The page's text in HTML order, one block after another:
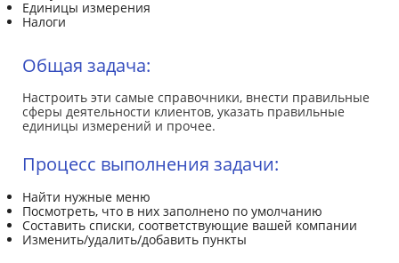
Единицы измерения
Налоги
Общая задача:
Настроить эти самые справочники, внести правильные
сферы деятельности клиентов, указать правильные
единицы измерений и прочее.
Процесс выполнения задачи:
Найти нужные меню
Посмотреть, что в них заполнено по умолчанию
Составить списки, соответствующие вашей компании
Изменить/удалить/добавить пункты